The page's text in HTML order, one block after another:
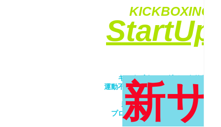
​キックボクシングでエクササイズ
運動不足解消・ダイエット・ストレ
​女性・未経験者歓迎！！
親子で一緒にトレーニング！！
プロが優しく丁寧に指導致します
新